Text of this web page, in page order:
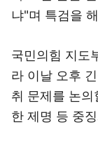
냐"며 특검을
국민의힘 지도
라 이날 오후
취 문제를 논
한 제명 등 중